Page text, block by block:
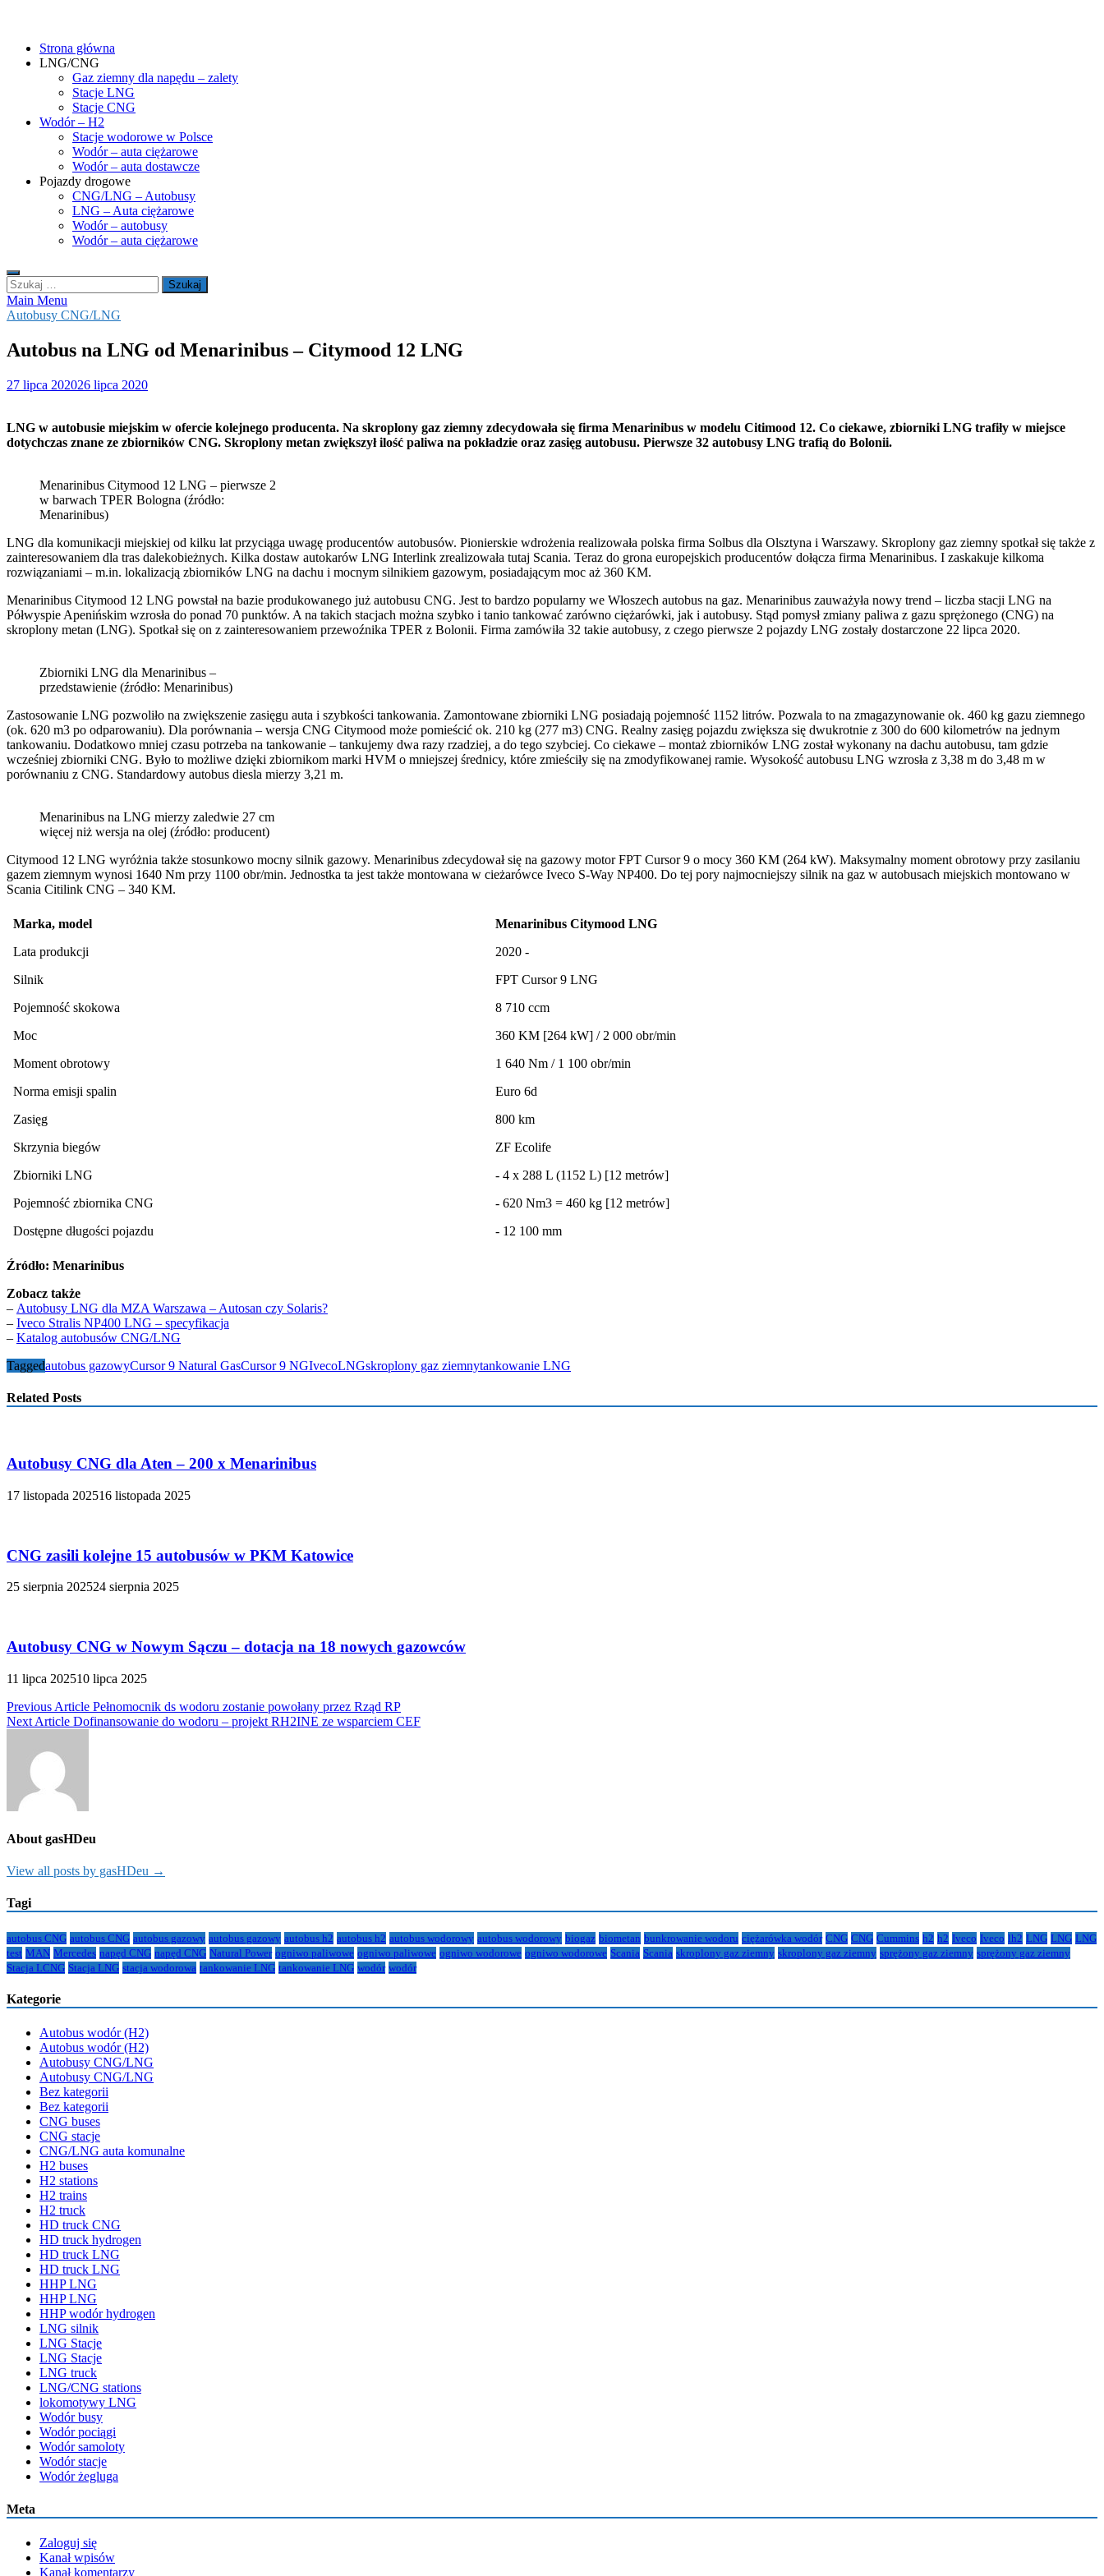
contentStrona główna
LNG/CNG
Gaz ziemny dla napędu – zalety
Stacje LNG
Stacje CNG
Wodór – H2
Stacje wodorowe w Polsce
Wodór – auta ciężarowe
Wodór – auta dostawcze
Pojazdy drogowe
CNG/LNG – Autobusy
LNG – Auta ciężarowe
Wodór – autobusy
Wodór – auta ciężarowe
Szukaj:
Main Menu
Autobusy CNG/LNG
Autobus na LNG od Menarinibus – Citymood 12 LNG
27 lipca 202026 lipca 2020
LNG w autobusie miejskim w ofercie kolejnego producenta. Na skroplony gaz ziemny zdecydowała się firma Menarinibus w modelu Citimood 12. Co ciekawe, zbiorniki LNG trafiły w miejsce
dotychczas znane ze zbiorników CNG. Skroplony metan zwiększył ilość paliwa na pokładzie oraz zasięg autobusu. Pierwsze 32 autobusy LNG trafią do Bolonii.
Menarinibus Citymood 12 LNG – pierwsze 2
w barwach TPER Bologna (źródło:
Menarinibus)
LNG dla komunikacji miejskiej od kilku lat przyciąga uwagę producentów autobusów. Pionierskie wdrożenia realizowała polska firma Solbus dla Olsztyna i Warszawy. Skroplony gaz ziemny spotkał się także z
zainteresowaniem dla tras dalekobieżnych. Kilka dostaw autokarów LNG Interlink zrealizowała tutaj Scania. Teraz do grona europejskich producentów dołącza firma Menarinibus. I zaskakuje kilkoma
rozwiązaniami – m.in. lokalizacją zbiorników LNG na dachu i mocnym silnikiem gazowym, posiadającym moc aż 360 KM.
Menarinibus Citymood 12 LNG powstał na bazie produkowanego już autobusu CNG. Jest to bardzo popularny we Włoszech autobus na gaz. Menarinibus zauważyła nowy trend – liczba stacji LNG na
Półwyspie Apenińskim wzrosła do ponad 70 punktów. A na takich stacjach można szybko i tanio tankować zarówno ciężarówki, jak i autobusy. Stąd pomysł zmiany paliwa z gazu sprężonego (CNG) na
skroplony metan (LNG). Spotkał się on z zainteresowaniem przewoźnika TPER z Bolonii. Firma zamówiła 32 takie autobusy, z czego pierwsze 2 pojazdy LNG zostały dostarczone 22 lipca 2020.
Zbiorniki LNG dla Menarinibus –
przedstawienie (źródło: Menarinibus)
Zastosowanie LNG pozwoliło na zwiększenie zasięgu auta i szybkości tankowania. Zamontowane zbiorniki LNG posiadają pojemność 1152 litrów. Pozwala to na zmagazynowanie ok. 460 kg gazu ziemnego
(ok. 620 m3 po odparowaniu). Dla porównania – wersja CNG Citymood może pomieścić ok. 210 kg (277 m3) CNG. Realny zasięg pojazdu zwiększa się dwukrotnie z 300 do 600 kilometrów na jednym
tankowaniu. Dodatkowo mniej czasu potrzeba na tankowanie – tankujemy dwa razy rzadziej, a do tego szybciej. Co ciekawe – montaż zbiorników LNG został wykonany na dachu autobusu, tam gdzie
wcześniej zbiorniki CNG. Było to możliwe dzięki zbiornikom marki HVM o mniejszej średnicy, które zmieściły się na zmodyfikowanej ramie. Wysokość autobusu LNG wzrosła z 3,38 m do 3,48 m w
porównaniu z CNG. Standardowy autobus diesla mierzy 3,21 m.
Menarinibus na LNG mierzy zaledwie 27 cm
więcej niż wersja na olej (źródło: producent)
Citymood 12 LNG wyróżnia także stosunkowo mocny silnik gazowy. Menarinibus zdecydował się na gazowy motor FPT Cursor 9 o mocy 360 KM (264 kW). Maksymalny moment obrotowy przy zasilaniu
gazem ziemnym wynosi 1640 Nm przy 1100 obr/min. Jednostka ta jest także montowana w cieżarówce Iveco S-Way NP400. Do tej pory najmocniejszy silnik na gaz w autobusach miejskich montowano w
Scania Citilink CNG – 340 KM.
Marka, model
Menarinibus Citymood LNG
Lata produkcji
2020 -
Silnik
FPT Cursor 9 LNG
Pojemność skokowa
8 710 ccm
Moc
360 KM [264 kW] / 2 000 obr/min
Moment obrotowy
1 640 Nm / 1 100 obr/min
Norma emisji spalin
Euro 6d
Zasięg
800 km
Skrzynia biegów
ZF Ecolife
Zbiorniki LNG
- 4 x 288 L (1152 L) [12 metrów]
Pojemność zbiornika CNG
- 620 Nm3 = 460 kg [12 metrów]
Dostępne długości pojazdu
- 12 100 mm
Źródło: Menarinibus
Zobacz także
– Autobusy LNG dla MZA Warszawa – Autosan czy Solaris?
– Iveco Stralis NP400 LNG – specyfikacja
– Katalog autobusów CNG/LNG
Taggedautobus gazowyCursor 9 Natural GasCursor 9 NGIvecoLNGskroplony gaz ziemnytankowanie LNG
Related Posts
Autobusy CNG dla Aten – 200 x Menarinibus
17 listopada 202516 listopada 2025
CNG zasili kolejne 15 autobusów w PKM Katowice
25 sierpnia 202524 sierpnia 2025
Autobusy CNG w Nowym Sączu – dotacja na 18 nowych gazowców
11 lipca 202510 lipca 2025
Nawigacja
wpisu
Previous Article Pełnomocnik ds wodoru zostanie powołany przez Rząd RP
Next Article Dofinansowanie do wodoru – projekt RH2INE ze wsparciem CEF
About gasHDeu
View all posts by gasHDeu →
Tagi
autobus CNG autobus CNG autobus gazowy autobus gazowy autobus h2 autobus h2 autobus wodorowy autobus wodorowy biogaz biometan bunkrowanie wodoru ciężarówka wodór CNG CNG Cummins h2 h2 Iveco Iveco lh2 LNG LNG LNG
test MAN Mercedes napęd CNG napęd CNG Natural Power ogniwo paliwowe ogniwo paliwowe ogniwo wodorowe ogniwo wodorowe Scania Scania skroplony gaz ziemny skroplony gaz ziemny sprężony gaz ziemny sprężony gaz ziemny
Stacja LCNG Stacja LNG stacja wodorowa tankowanie LNG tankowanie LNG wodór wodór
Kategorie
Autobus wodór (H2)
Autobus wodór (H2)
Autobusy CNG/LNG
Autobusy CNG/LNG
Bez kategorii
Bez kategorii
CNG buses
CNG stacje
CNG/LNG auta komunalne
H2 buses
H2 stations
H2 trains
H2 truck
HD truck CNG
HD truck hydrogen
HD truck LNG
HD truck LNG
HHP LNG
HHP LNG
HHP wodór hydrogen
LNG silnik
LNG Stacje
LNG Stacje
LNG truck
LNG/CNG stations
lokomotywy LNG
Wodór busy
Wodór pociągi
Wodór samoloty
Wodór stacje
Wodór żegluga
Meta
Zaloguj się
Kanał wpisów
Kanał komentarzy